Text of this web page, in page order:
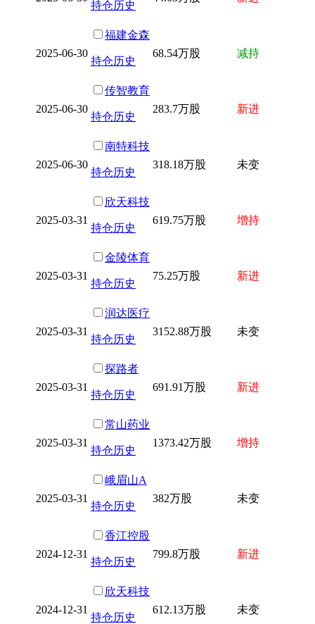
持仓历史
2025-06-30
福建金森
持仓历史
68.54万股 减持
2025-06-30
传智教育
持仓历史
283.7万股 新进
2025-06-30
南特科技
持仓历史
318.18万股 未变
2025-03-31
欣天科技
持仓历史
619.75万股 增持
2025-03-31
金陵体育
持仓历史
75.25万股 新进
2025-03-31
润达医疗
持仓历史
3152.88万股 未变
2025-03-31
探路者
持仓历史
691.91万股 新进
2025-03-31
常山药业
持仓历史
1373.42万股 增持
2025-03-31
峨眉山A
持仓历史
382万股 未变
2024-12-31
香江控股
持仓历史
799.8万股 新进
2024-12-31
欣天科技
持仓历史
612.13万股 未变